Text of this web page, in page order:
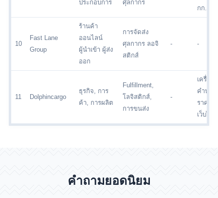
ประกอบการ
ศุลกากร
กก.
10
Fast Lane
Group
ร้านค้า
ออนไลน์
ผู้นำเข้า ผู้ส่ง
ออก
การจัดส่ง
ศุลกากร ลอจิ
สติกส์
- -
11 Dolphincargo
ธุรกิจ, การ
ค้า, การผลิต
Fulfillment,
โลจิสติกส์,
การขนส่ง
-
เครื่อง
คำนวณ
ราคาบ
เว็บไซต์
คำถามยอดนิยม